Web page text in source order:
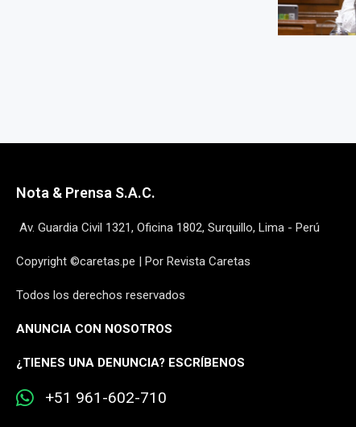
Nota & Prensa S.A.C.
Av. Guardia Civil 1321, Oficina 1802, Surquillo, Lima - Perú
Copyright ©caretas.pe | Por Revista Caretas
Todos los derechos reservados
ANUNCIA CON NOSOTROS
¿TIENES UNA DENUNCIA? ESCRÍBENOS
+51 961-602-710